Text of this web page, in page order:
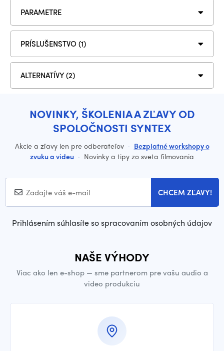
PARAMETRE
PRÍSLUŠENSTVO (1)
ALTERNATÍVY (2)
NOVINKY, ŠKOLENIA A ZĽAVY OD
SPOLOČNOSTI SYNTEX
Akcie a zľavy len pre odberateľov · Bezplatné workshopy o
zvuku a videu · Novinky a tipy zo sveta filmovania
CHCEM ZĽAVY!
Prihlásením súhlasíte so spracovaním osobných údajov
NAŠE VÝHODY
Viac ako len e-shop — sme partnerom pre vašu audio a
video produkciu